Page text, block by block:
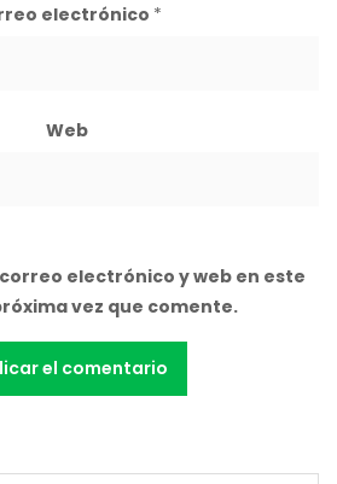
electrónico *
Web
electrónico y web en este
vez que comente.